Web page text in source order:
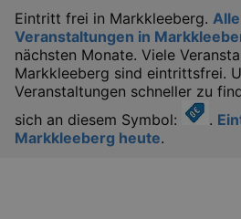
Eintritt frei in Markkleeberg.
Veranstaltungen in
nächsten Monate. Viele
Markkleeberg sind eintrittsfrei.
Veranstaltungen schneller zu
sich an diesem Symbol:
.
Markkleeberg heute.
IDE